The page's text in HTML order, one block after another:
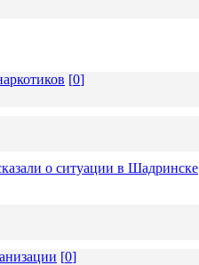
[0]
о ситуации в Шадринске
[0]